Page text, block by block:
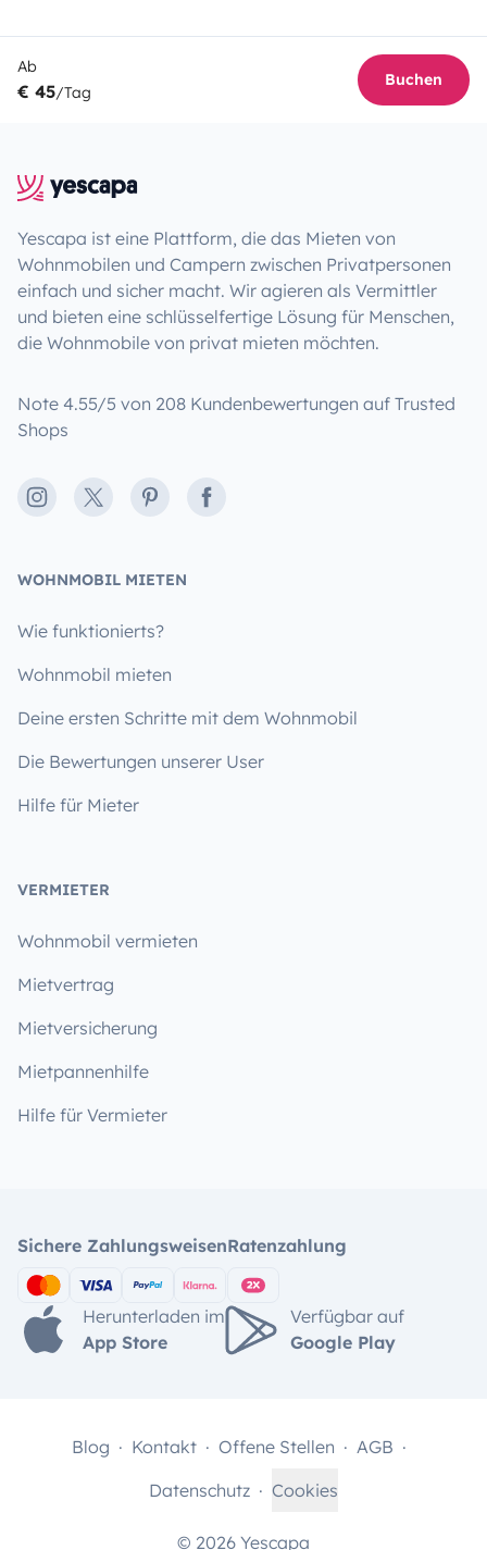
Ab
€ 45/Tag
Buchen
Yescapa ist eine Plattform, die das Mieten von
Wohnmobilen und Campern zwischen Privatpersonen
einfach und sicher macht. Wir agieren als Vermittler
und bieten eine schlüsselfertige Lösung für Menschen,
die Wohnmobile von privat mieten möchten.
Note 4.55/5 von 208 Kundenbewertungen auf Trusted
Shops
Instagram
X PinterestFacebook
WOHNMOBIL MIETEN
Wie funktionierts?
Wohnmobil mieten
Deine ersten Schritte mit dem Wohnmobil
Die Bewertungen unserer User
Hilfe für Mieter
VERMIETER
Wohnmobil vermieten
Mietvertrag
Mietversicherung
Mietpannenhilfe
Hilfe für Vermieter
Sichere ZahlungsweisenRatenzahlung
Herunterladen im
App Store
Verfügbar auf
Google Play
© 2026 Yescapa
Blog Kontakt Offene Stellen
AGB
Datenschutz
Cookies